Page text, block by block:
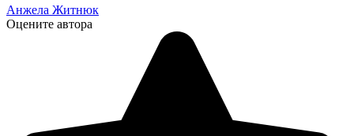
Анжела Житнюк
Оцените автора